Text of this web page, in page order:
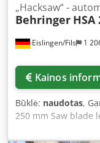
Eislingen/Fils 1
„Hacksaw“ -
Behringer HSA
Kainos
Būklė: naudotas,
250 mm Saw blade
50/70/100/135